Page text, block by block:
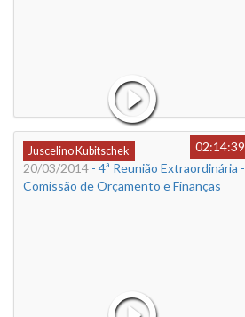
Juscelino Kubitschek
02:14:39
20/03/2014 - 4ª Reunião Extraordinária -
Comissão de Orçamento e Finanças